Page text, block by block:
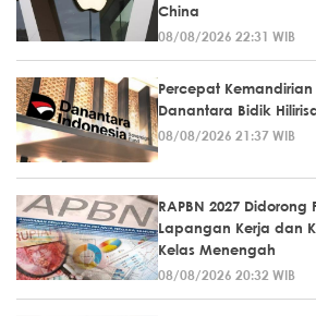
China
08/08/2026 22:31 WIB
Percepat
Danantara Bidik
08/08/2026 21:37 WIB
RAPBN 2027
Lapangan Kerja dan
Kelas Menengah
08/08/2026 20:32 WIB